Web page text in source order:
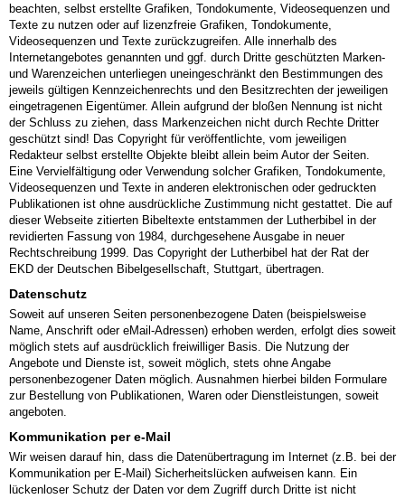
beachten, selbst erstellte Grafiken, Tondokumente, Videosequenzen und
Texte zu nutzen oder auf lizenzfreie Grafiken, Tondokumente,
Videosequenzen und Texte zurückzugreifen. Alle innerhalb des
Internetangebotes genannten und ggf. durch Dritte geschützten Marken-
und Warenzeichen unterliegen uneingeschränkt den Bestimmungen des
jeweils gültigen Kennzeichenrechts und den Besitzrechten der jeweiligen
eingetragenen Eigentümer. Allein aufgrund der bloßen Nennung ist nicht
der Schluss zu ziehen, dass Markenzeichen nicht durch Rechte Dritter
geschützt sind! Das Copyright für veröffentlichte, vom jeweiligen
Redakteur selbst erstellte Objekte bleibt allein beim Autor der Seiten.
Eine Vervielfältigung oder Verwendung solcher Grafiken, Tondokumente,
Videosequenzen und Texte in anderen elektronischen oder gedruckten
Publikationen ist ohne ausdrückliche Zustimmung nicht gestattet. Die auf
dieser Webseite zitierten Bibeltexte entstammen der Lutherbibel in der
revidierten Fassung von 1984, durchgesehene Ausgabe in neuer
Rechtschreibung 1999. Das Copyright der Lutherbibel hat der Rat der
EKD der Deutschen Bibelgesellschaft, Stuttgart, übertragen.
Datenschutz
Soweit auf unseren Seiten personenbezogene Daten (beispielsweise
Name, Anschrift oder eMail-Adressen) erhoben werden, erfolgt dies soweit
möglich stets auf ausdrücklich freiwilliger Basis. Die Nutzung der
Angebote und Dienste ist, soweit möglich, stets ohne Angabe
personenbezogener Daten möglich. Ausnahmen hierbei bilden Formulare
zur Bestellung von Publikationen, Waren oder Dienstleistungen, soweit
angeboten.
Kommunikation per e-Mail
Wir weisen darauf hin, dass die Datenübertragung im Internet (z.B. bei der
Kommunikation per E-Mail) Sicherheitslücken aufweisen kann. Ein
lückenloser Schutz der Daten vor dem Zugriff durch Dritte ist nicht